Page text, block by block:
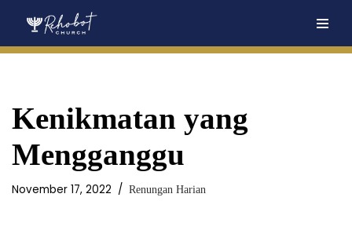
Kenikmatan yang
Mengganggu
November 17, 2022 Renungan Harian